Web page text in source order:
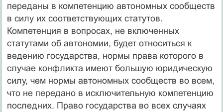
переданы в компетенцию автономных сообществ
в силу их соответствующих статутов.
Компетенция в вопросах, не включенных
статутами об автономии, будет относиться к
ведению государства, нормы права которого в
случае конфликта имеют большую юридическую
силу, чем нормы автономных сообществ во всем,
что не передано в исключительную компетенцию
последних. Право государства во всех случаях